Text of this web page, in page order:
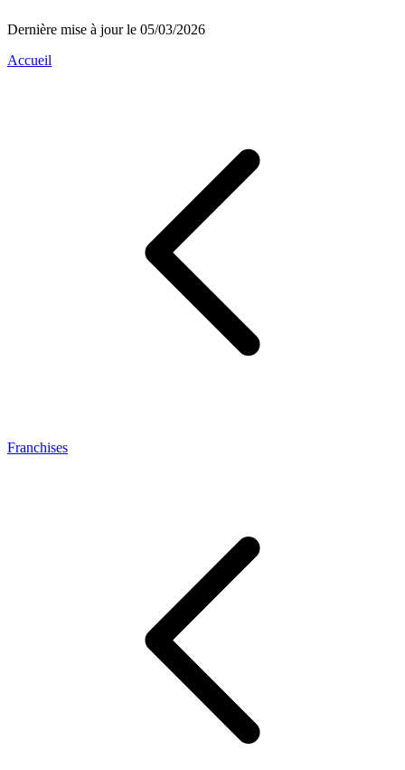
Dernière mise à jour le 05/03/2026
Accueil
Franchises